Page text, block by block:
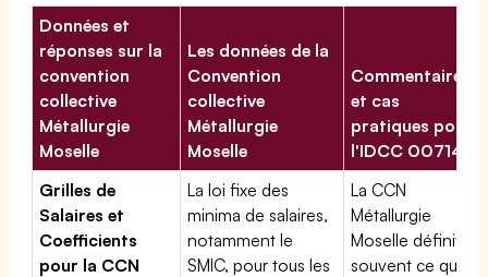
Données et
réponses sur la
convention
collective
Métallurgie
Moselle
Les données de la
Convention
collective
Métallurgie
Moselle
Commentaires
et cas
pratiques pour
l'IDCC 00714
Grilles de
Salaires et
Coefficients
pour la CCN
La loi fixe des
minima de salaires,
notamment le
SMIC, pour tous les
La CCN
Métallurgie
Moselle définit
souvent ce que